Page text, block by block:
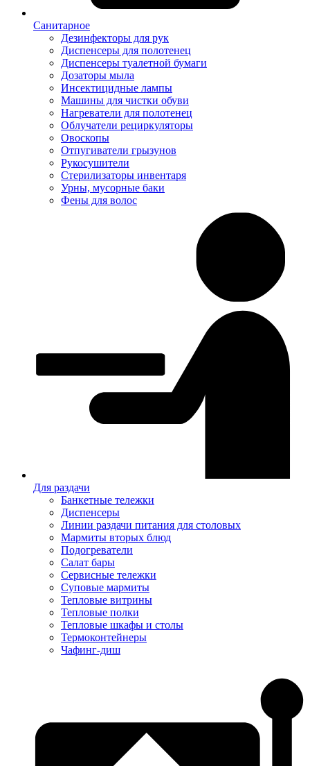
Санитарное
Дезинфекторы для рук
Диспенсеры для полотенец
Диспенсеры туалетной бумаги
Дозаторы мыла
Инсектицидные лампы
Машины для чистки обуви
Нагреватели для полотенец
Облучатели рециркуляторы
Овоскопы
Отпугиватели грызунов
Рукосушители
Стерилизаторы инвентаря
Урны, мусорные баки
Фены для волос
Для раздачи
Банкетные тележки
Диспенсеры
Линии раздачи питания для столовых
Мармиты вторых блюд
Подогреватели
Салат бары
Сервисные тележки
Суповые мармиты
Тепловые витрины
Тепловые полки
Тепловые шкафы и столы
Термоконтейнеры
Чафинг-диш